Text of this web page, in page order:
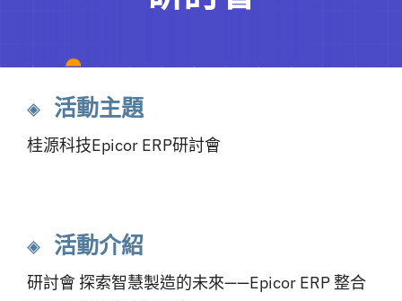
◈ 活動主題
桂源科技Epicor ERP研討會
◈ 活動介紹
研討會 探索智慧製造的未來——Epicor ERP 整合